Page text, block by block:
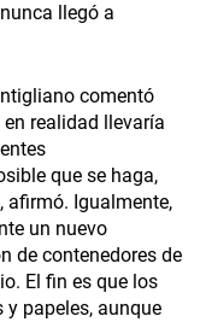
llegó a
comentó
realidad llevaría
que se haga,
afirmó. Igualmente,
un nuevo
de contenedores de
El fin es que los
papeles, aunque